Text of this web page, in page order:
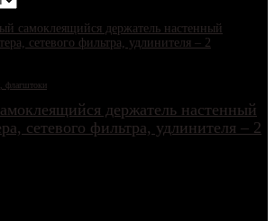
флагштоки
держатель настенный
сетевого фильтра, удлинителя – 2